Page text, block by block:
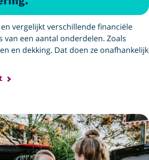
vergelijkt verschillende financiële
van een aantal onderdelen. Zoals
en dekking. Dat doen ze onafhankelijk